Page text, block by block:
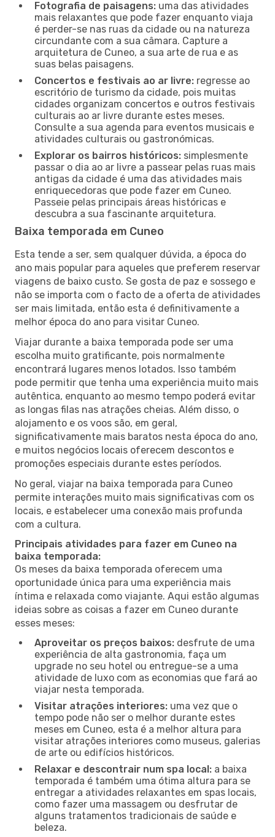
Fotografia de paisagens: uma das atividades
mais relaxantes que pode fazer enquanto viaja
é perder-se nas ruas da cidade ou na natureza
circundante com a sua câmara. Capture a
arquitetura de Cuneo, a sua arte de rua e as
suas belas paisagens.
Concertos e festivais ao ar livre: regresse ao
escritório de turismo da cidade, pois muitas
cidades organizam concertos e outros festivais
culturais ao ar livre durante estes meses.
Consulte a sua agenda para eventos musicais e
atividades culturais ou gastronómicas.
Explorar os bairros históricos: simplesmente
passar o dia ao ar livre a passear pelas ruas mais
antigas da cidade é uma das atividades mais
enriquecedoras que pode fazer em Cuneo.
Passeie pelas principais áreas históricas e
descubra a sua fascinante arquitetura.
Baixa temporada em Cuneo
Esta tende a ser, sem qualquer dúvida, a época do
ano mais popular para aqueles que preferem reservar
viagens de baixo custo. Se gosta de paz e sossego e
não se importa com o facto de a oferta de atividades
ser mais limitada, então esta é definitivamente a
melhor época do ano para visitar Cuneo.
Viajar durante a baixa temporada pode ser uma
escolha muito gratificante, pois normalmente
encontrará lugares menos lotados. Isso também
pode permitir que tenha uma experiência muito mais
autêntica, enquanto ao mesmo tempo poderá evitar
as longas filas nas atrações cheias. Além disso, o
alojamento e os voos são, em geral,
significativamente mais baratos nesta época do ano,
e muitos negócios locais oferecem descontos e
promoções especiais durante estes períodos.
No geral, viajar na baixa temporada para Cuneo
permite interações muito mais significativas com os
locais, e estabelecer uma conexão mais profunda
com a cultura.
Principais atividades para fazer em Cuneo na
baixa temporada:
Os meses da baixa temporada oferecem uma
oportunidade única para uma experiência mais
íntima e relaxada como viajante. Aqui estão algumas
ideias sobre as coisas a fazer em Cuneo durante
esses meses:
Aproveitar os preços baixos: desfrute de uma
experiência de alta gastronomia, faça um
upgrade no seu hotel ou entregue-se a uma
atividade de luxo com as economias que fará ao
viajar nesta temporada.
Visitar atrações interiores: uma vez que o
tempo pode não ser o melhor durante estes
meses em Cuneo, esta é a melhor altura para
visitar atrações interiores como museus, galerias
de arte ou edifícios históricos.
Relaxar e descontrair num spa local: a baixa
temporada é também uma ótima altura para se
entregar a atividades relaxantes em spas locais,
como fazer uma massagem ou desfrutar de
alguns tratamentos tradicionais de saúde e
beleza.